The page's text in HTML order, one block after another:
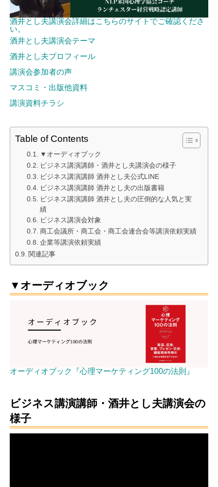
酒井とし夫講演会詳細はこちらのサイトでご確認くださ
い。
酒井とし夫講演会テーマ
酒井とし夫プロフィール
講演会参加者の声
マスコミ・出版他資料
講演資料チラシ
Table of Contents
▼オーディオブック
ビジネス講演講師・酒井とし夫講演会の様子
ビジネス講演講師 酒井とし夫公式LINE
ビジネス講演講師 酒井とし夫の出版書籍
ビジネス講演講師 酒井とし夫の圧倒的な人気と実
績
ビジネス講演会対象
商工会議所・商工会・商工会連合会等講演依頼実績
企業等講演依頼実績
関連記事
▼オーディオブック
オーディオブック『心理マーケティング100の法則』
ビジネス講演講師・酒井とし夫講演会の
様子